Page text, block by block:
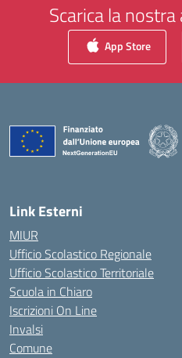
Scarica la
App Store
Link Esterni
MIUR
Ufficio Scolastico Regionale
Ufficio Scolastico Territoriale
Scuola in Chiaro
Iscrizioni On Line
Invalsi
Comune